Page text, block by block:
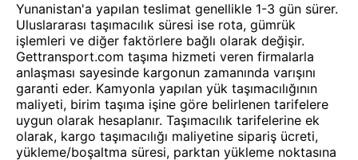
Yunanistan'a yapılan teslimat genellikle 1-3 gün sürer.
Uluslararası taşımacılık süresi ise rota, gümrük
işlemleri ve diğer faktörlere bağlı olarak değişir.
Gettransport.com taşıma hizmeti veren firmalarla
anlaşması sayesinde kargonun zamanında varışını
garanti eder. Kamyonla yapılan yük taşımacılığının
maliyeti, birim taşıma işine göre belirlenen tarifelere
uygun olarak hesaplanır. Taşımacılık tarifelerine ek
olarak, kargo taşımacılığı maliyetine sipariş ücreti,
yükleme/boşaltma süresi, parktan yükleme noktasına